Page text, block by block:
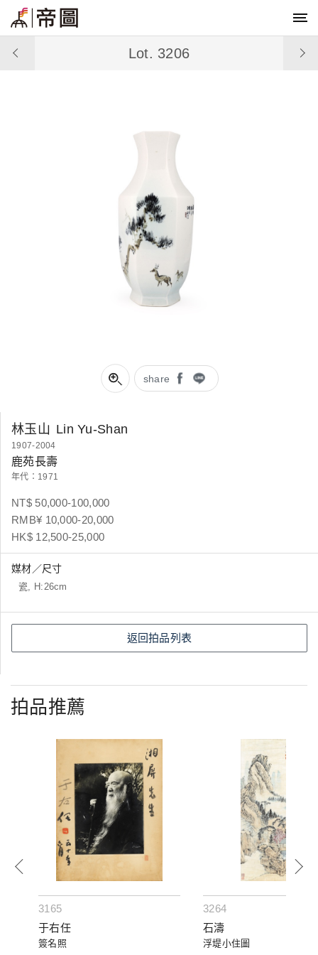
share
Lot. 3206
林玉山 Lin Yu-Shan
1907-2004
鹿苑長壽
年代：1971
NT$ 50,000-100,000
RMB¥ 10,000-20,000
HK$ 12,500-25,000
媒材／尺寸
瓷, H:26cm
返回拍品列表
拍品推薦
3165
于右任
簽名照
3264
石濤
浮堤小住圖